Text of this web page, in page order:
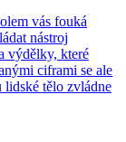
vás fouká
nástroj
výdělky, které
ciframi se ale
lidské tělo zvládne